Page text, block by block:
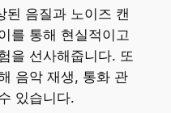
된 음질과 노이즈 캔
를 통해 현실적이고
을 선사해줍니다. 또
음악 재생, 통화 관
있습니다.